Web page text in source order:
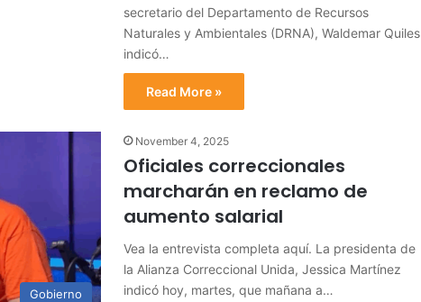
secretario del Departamento de Recursos
Naturales y Ambientales (DRNA), Waldemar Quiles
indicó…
Read More »
Gobierno
November 4, 2025
Oficiales correccionales
marcharán en reclamo de
aumento salarial
Vea la entrevista completa aquí. La presidenta de
la Alianza Correccional Unida, Jessica Martínez
indicó hoy, martes, que mañana a…